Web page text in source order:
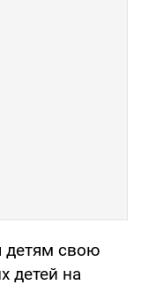
детям свою
детей на